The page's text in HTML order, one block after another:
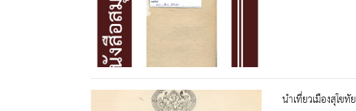
นำเที่ยวเมืองสุโขทัย